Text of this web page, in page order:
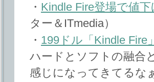
・ Kindle Fire登場で値
ター＆ITmedia）
・ 199ドル「Kindle Fire
ハードとソフトの融合
感じになってきてるな